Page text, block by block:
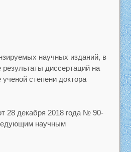
научных изданий, в
диссертаций на
степени доктора
28 декабря 2018 года № 90-
научным